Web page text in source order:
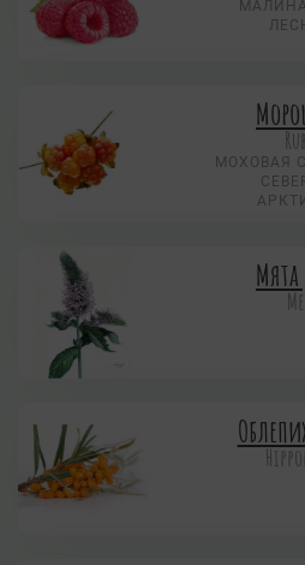
МОХОВАЯ